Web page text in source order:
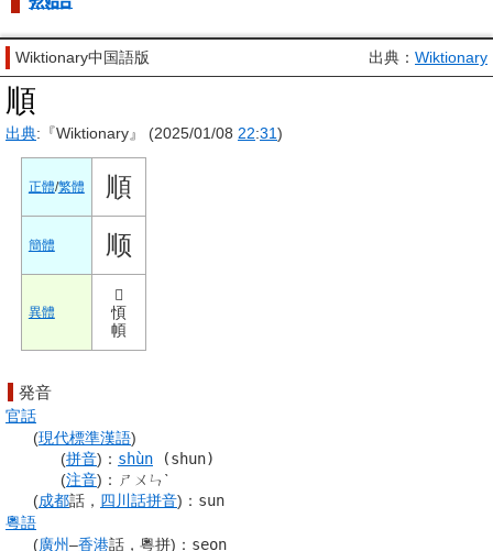
Wiktionary中国語版 出典： Wiktionary
順
出典:『Wiktionary』 (2025/01/08 22:31)
正體/繁體 順
簡體 顺
異體
𩑎
㥧
幁
発音
官話
(現代標準漢語)
(拼音) ： shùn (shun)
(注音) ： ㄕㄨㄣˋ
(成都話， 四川話拼音) ： sun
粵語
(廣州–香港話，粵拼) ： seon